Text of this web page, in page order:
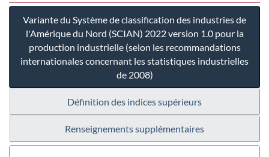
Variante du Système de classification des industries de
l'Amérique du Nord (SCIAN) 2022 version 1.0 pour la
production industrielle (selon les recommandations
internationales concernant les statistiques industrielles
de 2008)
Définition des indices supérieurs
Renseignements supplémentaires